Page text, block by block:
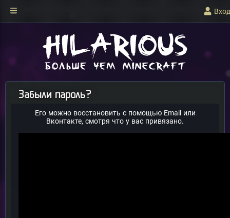
Забыли пароль?
Его можно восстановить с помощью Email или
Вконтакте, смотря что у вас привязано.